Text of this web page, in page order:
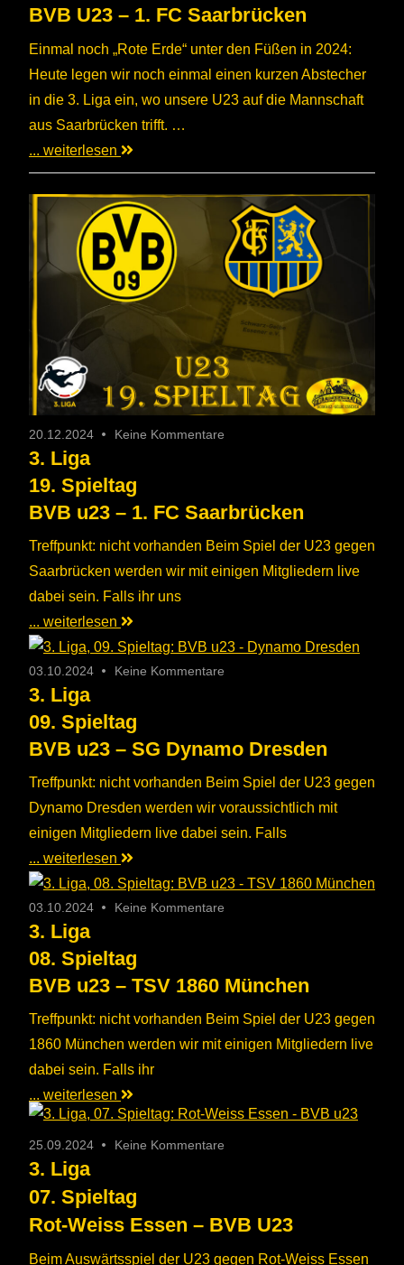
BVB U23 – 1. FC Saarbrücken
Einmal noch „Rote Erde“ unter den Füßen in 2024:
Heute legen wir noch einmal einen kurzen Abstecher
in die 3. Liga ein, wo unsere U23 auf die Mannschaft
aus Saarbrücken trifft. …
... weiterlesen
20.12.2024 Keine Kommentare
3. Liga
19. Spieltag
BVB u23 – 1. FC Saarbrücken
Treffpunkt: nicht vorhanden Beim Spiel der U23 gegen
Saarbrücken werden wir mit einigen Mitgliedern live
dabei sein. Falls ihr uns
... weiterlesen
03.10.2024 Keine Kommentare
3. Liga
09. Spieltag
BVB u23 – SG Dynamo Dresden
Treffpunkt: nicht vorhanden Beim Spiel der U23 gegen
Dynamo Dresden werden wir voraussichtlich mit
einigen Mitgliedern live dabei sein. Falls
... weiterlesen
03.10.2024 Keine Kommentare
3. Liga
08. Spieltag
BVB u23 – TSV 1860 München
Treffpunkt: nicht vorhanden Beim Spiel der U23 gegen
1860 München werden wir mit einigen Mitgliedern live
dabei sein. Falls ihr
... weiterlesen
25.09.2024 Keine Kommentare
3. Liga
07. Spieltag
Rot-Weiss Essen – BVB U23
Beim Auswärtsspiel der U23 gegen Rot-Weiss Essen